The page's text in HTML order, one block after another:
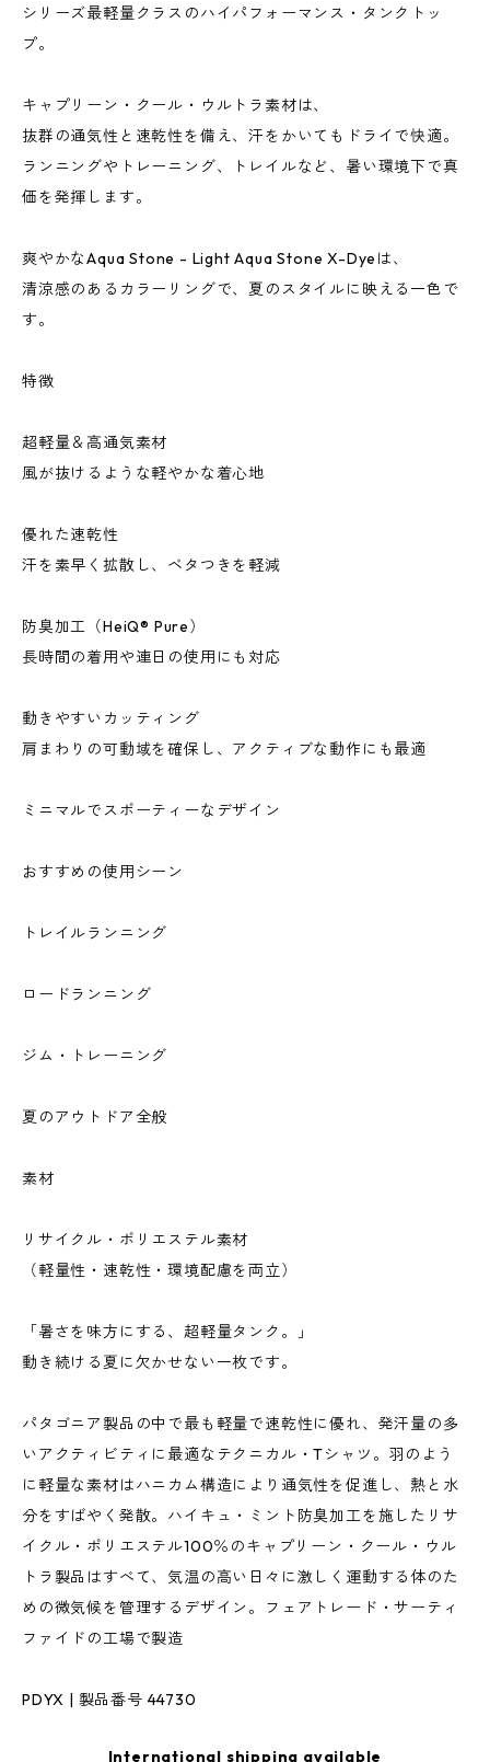
シリーズ最軽量クラスのハイパフォーマンス・タンクトッ
プ。
キャプリーン・クール・ウルトラ素材は、
抜群の通気性と速乾性を備え、汗をかいてもドライで快適。
ランニングやトレーニング、トレイルなど、暑い環境下で真
価を発揮します。
爽やかなAqua Stone - Light Aqua Stone X-Dyeは、
清涼感のあるカラーリングで、夏のスタイルに映える一色で
す。
特徴
超軽量＆高通気素材
風が抜けるような軽やかな着心地
優れた速乾性
汗を素早く拡散し、ベタつきを軽減
防臭加工（HeiQ® Pure）
長時間の着用や連日の使用にも対応
動きやすいカッティング
肩まわりの可動域を確保し、アクティブな動作にも最適
ミニマルでスポーティーなデザイン
おすすめの使用シーン
トレイルランニング
ロードランニング
ジム・トレーニング
夏のアウトドア全般
素材
リサイクル・ポリエステル素材
（軽量性・速乾性・環境配慮を両立）
「暑さを味方にする、超軽量タンク。」
動き続ける夏に欠かせない一枚です。
パタゴニア製品の中で最も軽量で速乾性に優れ、発汗量の多
いアクティビティに最適なテクニカル・Tシャツ。羽のよう
に軽量な素材はハニカム構造により通気性を促進し、熱と水
分をすばやく発散。ハイキュ・ミント防臭加工を施したリサ
イクル・ポリエステル100％のキャプリーン・クール・ウル
トラ製品はすべて、気温の高い日々に激しく運動する体のた
めの微気候を管理するデザイン。フェアトレード・サーティ
ファイドの工場で製造
PDYX | 製品番号 44730
International shipping available